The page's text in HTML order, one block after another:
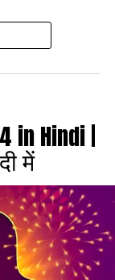
समृद्धि से भरा
दीप जलता रहे।
in Hindi |
में